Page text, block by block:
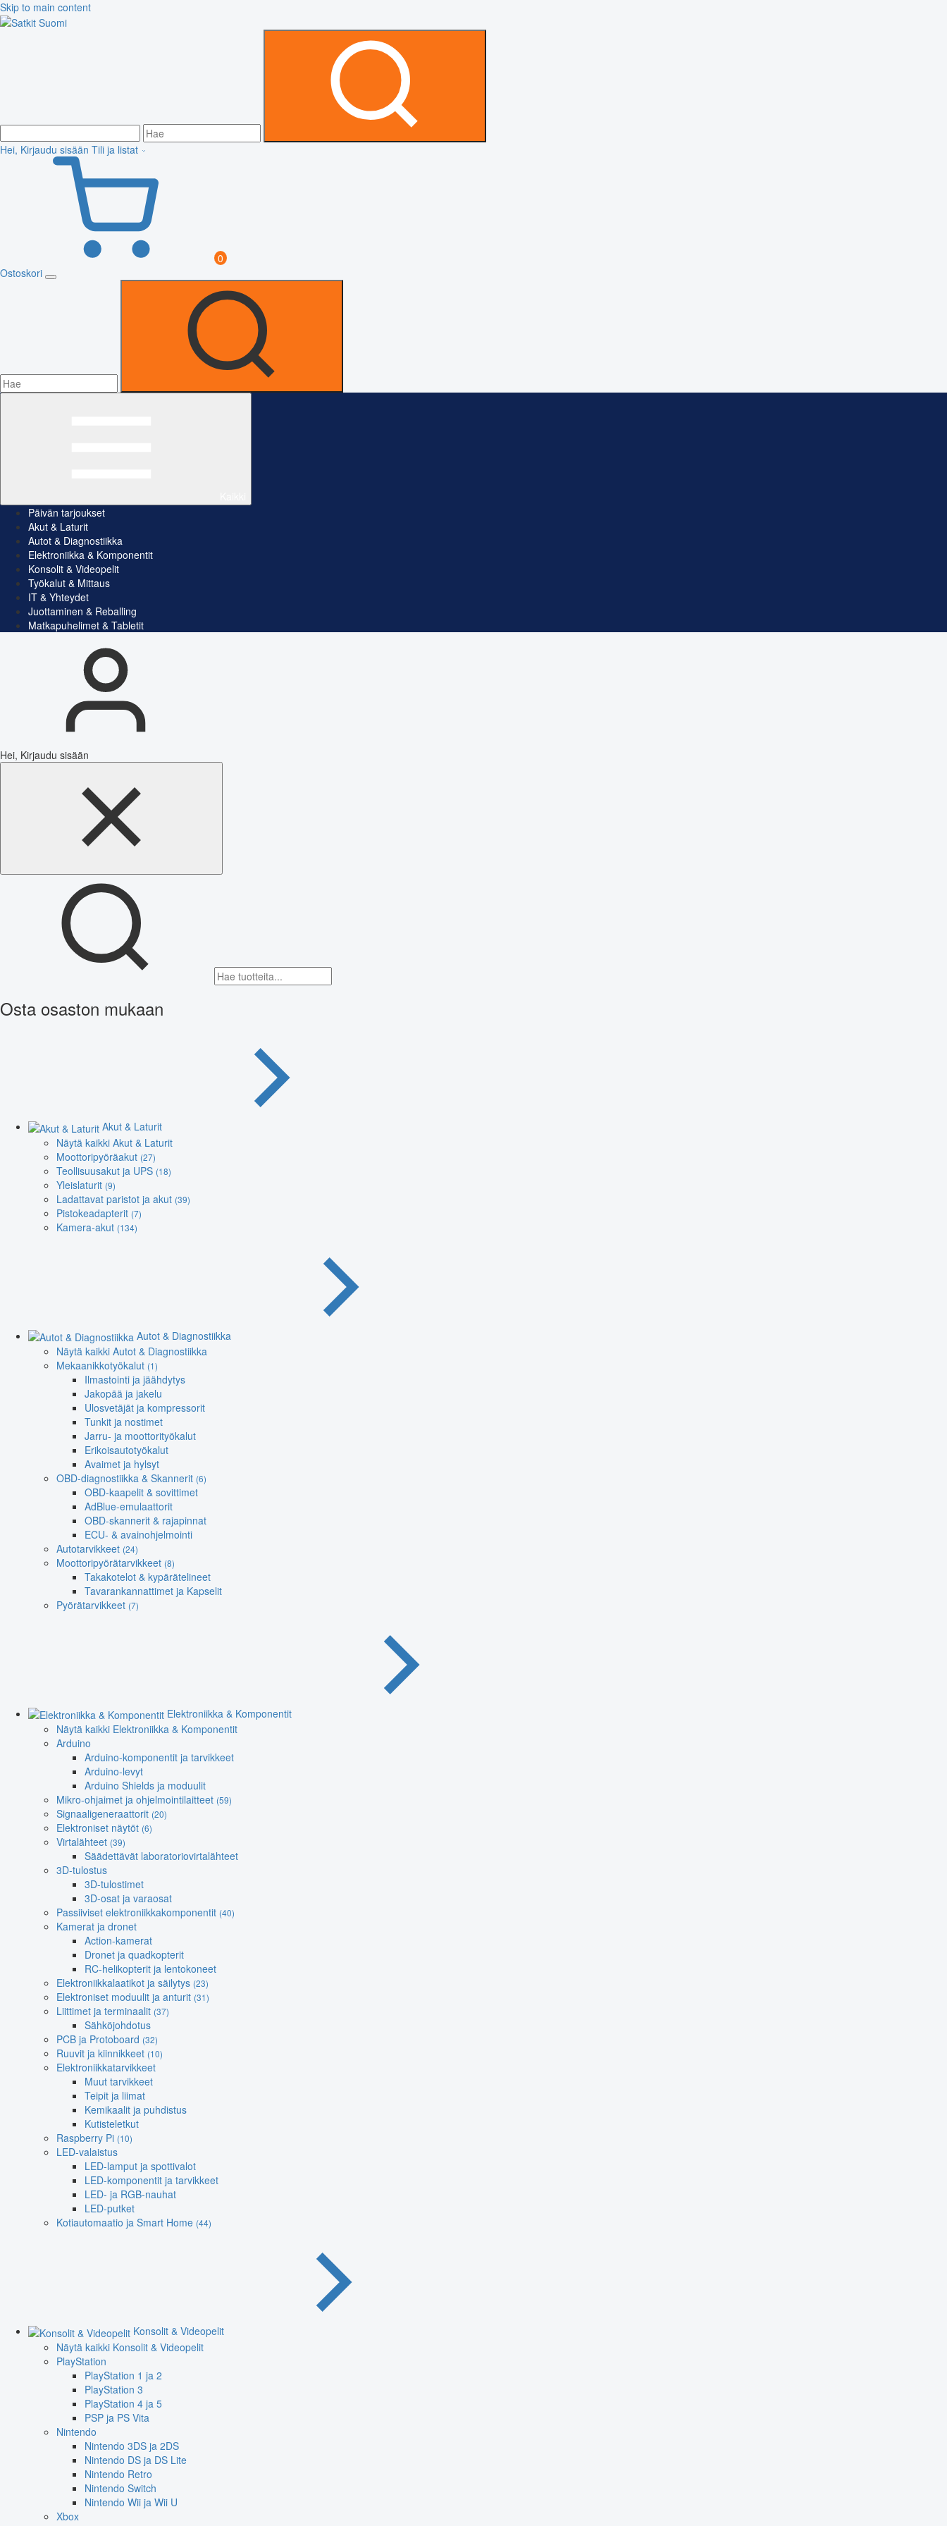
Skip to main content
Hei, Kirjaudu sisään Tili ja listat
0
Ostoskori
Päivän tarjoukset
Akut & Laturit
Autot & Diagnostiikka
Elektroniikka & Komponentit
Konsolit & Videopelit
Työkalut & Mittaus
IT & Yhteydet
Juottaminen & Reballing
Matkapuhelimet & Tabletit
Hei, Kirjaudu sisään
Osta osaston mukaan
Akut & Laturit
Näytä kaikki Akut & Laturit
Moottoripyöräakut (27)
Teollisuusakut ja UPS (18)
Yleislaturit (9)
Ladattavat paristot ja akut (39)
Pistokeadapterit (7)
Kamera-akut (134)
Autot & Diagnostiikka
Näytä kaikki Autot & Diagnostiikka
Mekaanikkotyökalut (1)
Ilmastointi ja jäähdytys
Jakopää ja jakelu
Ulosvetäjät ja kompressorit
Tunkit ja nostimet
Jarru- ja moottorityökalut
Erikoisautotyökalut
Avaimet ja hylsyt
OBD-diagnostiikka & Skannerit (6)
OBD-kaapelit & sovittimet
AdBlue-emulaattorit
OBD-skannerit & rajapinnat
ECU- & avainohjelmointi
Autotarvikkeet (24)
Moottoripyörätarvikkeet (8)
Takakotelot & kypärätelineet
Tavarankannattimet ja Kapselit
Pyörätarvikkeet (7)
Elektroniikka & Komponentit
Näytä kaikki Elektroniikka & Komponentit
Arduino
Arduino-komponentit ja tarvikkeet
Arduino-levyt
Arduino Shields ja moduulit
Mikro-ohjaimet ja ohjelmointilaitteet (59)
Signaaligeneraattorit (20)
Elektroniset näytöt (6)
Virtalähteet (39)
Säädettävät laboratoriovirtalähteet
3D-tulostus
3D-tulostimet
3D-osat ja varaosat
Passiiviset elektroniikkakomponentit (40)
Kamerat ja dronet
Action-kamerat
Dronet ja quadkopterit
RC-helikopterit ja lentokoneet
Elektroniikkalaatikot ja säilytys (23)
Elektroniset moduulit ja anturit (31)
Liittimet ja terminaalit (37)
Sähköjohdotus
PCB ja Protoboard (32)
Ruuvit ja kiinnikkeet (10)
Elektroniikkatarvikkeet
Muut tarvikkeet
Teipit ja liimat
Kemikaalit ja puhdistus
Kutisteletkut
Raspberry Pi (10)
LED-valaistus
LED-lamput ja spottivalot
LED-komponentit ja tarvikkeet
LED- ja RGB-nauhat
LED-putket
Kotiautomaatio ja Smart Home (44)
Konsolit & Videopelit
Näytä kaikki Konsolit & Videopelit
PlayStation
PlayStation 1 ja 2
PlayStation 3
PlayStation 4 ja 5
PSP ja PS Vita
Nintendo
Nintendo 3DS ja 2DS
Nintendo DS ja DS Lite
Nintendo Retro
Nintendo Switch
Nintendo Wii ja Wii U
Xbox